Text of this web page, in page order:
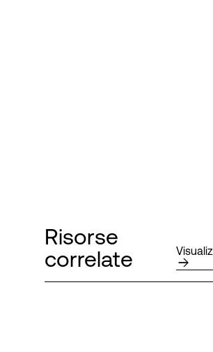
Risorse
correlate